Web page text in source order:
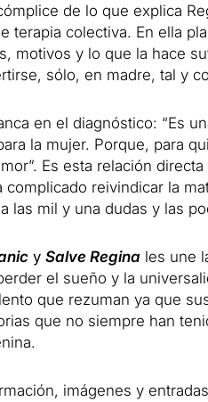
de lo que explica
terapia colectiva. En ella
motivos y lo que la hace
sólo, en madre, tal y
en el diagnóstico: “Es
la mujer. Porque, para
Es esta relación
complicado reivindicar la
las mil y una dudas y las
y Salve Regina les une
el sueño y la
que rezuman ya que
que no siempre han
imágenes y